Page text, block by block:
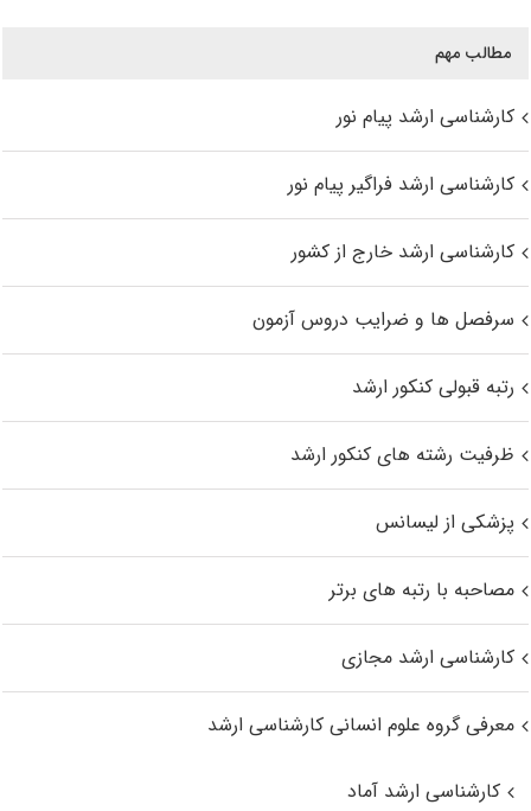
مطالب مهم
کارشناسی ارشد پیام نور
کارشناسی ارشد فراگیر پیام نور
کارشناسی ارشد خارج از کشور
سرفصل ها و ضرایب دروس آزمون
رتبه قبولی کنکور ارشد
ظرفیت رشته های کنکور ارشد
پزشکی از لیسانس
مصاحبه با رتبه های برتر
کارشناسی ارشد مجازی
معرفی گروه علوم انسانی کارشناسی ارشد
کارشناسی ارشد آماد